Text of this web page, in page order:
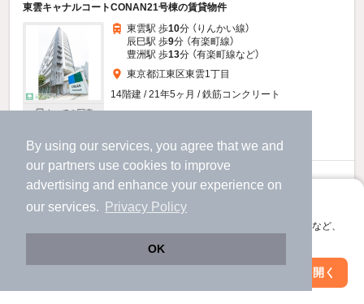
By using our services, you agree that we and
our partners use cookies to improve
advertising and enhance your experience on
our services.
Privacy Policy
OK
アプリに切り替えて、サクサクお部屋探し
会員登録なしですぐ使える。マップ検索やお気に入り保存など、
アプリを開く
東雲キャナルコートCONAN21号棟の賃貸物件
すべての写真
東雲駅 歩10分 （りんかい線）
辰巳駅 歩9分 （有楽町線）
豊洲駅 歩13分 （有楽町線など）
東京都江東区東雲1丁目
14階建 / 21年5ヶ月 / 鉄筋コンクリート
29.5万円
（管理費10,000円）
6階 / 2LDK / 96.0㎡
絞り込み条件を変更